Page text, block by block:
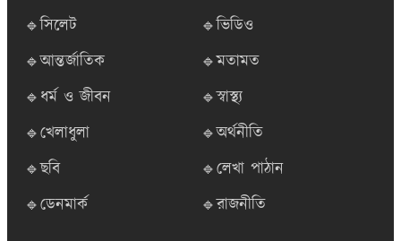
🔹সিলেট
🔹ভিডিও
🔹আন্তর্জাতিক
🔹মতামত
🔹ধর্ম ও জীবন
🔹স্বাস্থ্য
🔹খেলাধুলা
🔹অর্থনীতি
🔹ছবি
🔹লেখা পাঠান
🔹ডেনমার্ক
🔹রাজনীতি